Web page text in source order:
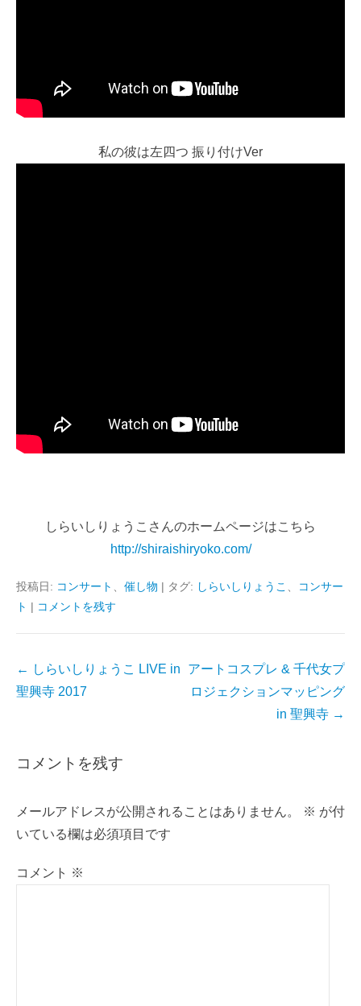
私の彼は左四つ 振り付けVer
しらいしりょうこさんのホームページはこちら
http://shiraishiryoko.com/
投稿日: コンサート 催し物 | タグ: しらいしりょうこ
コンサー
ト | コメントを残す
投
稿
ゲ
← しらいしりょうこ LIVE in
聖興寺 2017
アートコスプレ & 千代女プ
ロジェクションマッピング
in 聖興寺 →
コメントを残す
メールアドレスが公開されることはありません。 ※ が付
いている欄は必須項目です
コメント ※